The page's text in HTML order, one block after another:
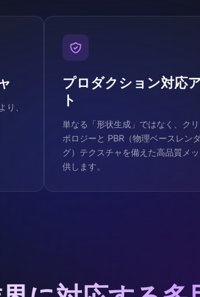
り、
プロダクション対応
ト
単なる「形状生成」ではなく、ク
ポロジーと PBR（物理ベースレン
グ）テクスチャを備えた高品質メ
供します。